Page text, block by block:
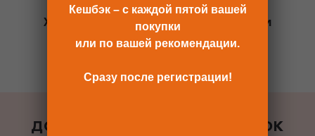
Хотите сразу купить со скидкой 25%
и
получить кешбэк?
Скидка сразу после регистрации >>
ДОБАВИТЬ К ЗАКАЗУ ПОДАРОК
Кешбэк – с каждой пятой вашей
покупки
или по вашей рекомендации.
Сразу после регистрации!